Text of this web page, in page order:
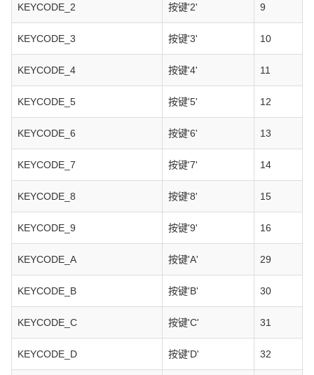
KEYCODE_2 按键'2' 9
KEYCODE_3 按键'3' 10
KEYCODE_4 按键'4' 11
KEYCODE_5 按键'5' 12
KEYCODE_6 按键'6' 13
KEYCODE_7 按键'7' 14
KEYCODE_8 按键'8' 15
KEYCODE_9 按键'9' 16
KEYCODE_A 按键'A' 29
KEYCODE_B 按键'B' 30
KEYCODE_C 按键'C' 31
KEYCODE_D 按键'D' 32